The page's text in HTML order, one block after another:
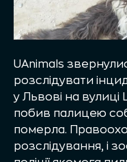
UAnimals
розслідувати
у Львові на
побив палицею
померла.
розслідування, і